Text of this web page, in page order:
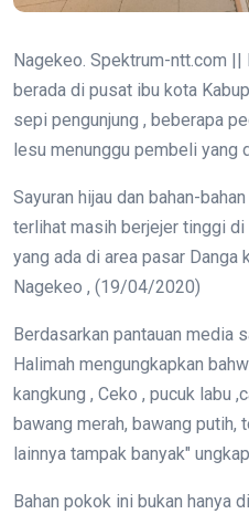
Nagekeo. Spektrum-ntt.com
berada di pusat ibu kota
sepi pengunjung , beberapa
lesu menunggu pembeli yang
Sayuran hijau dan bahan-
terlihat masih berjejer tinggi
yang ada di area pasar Danga
Nagekeo , (19/04/2020)
Berdasarkan pantauan media
Halimah mengungkapkan
kangkung , Ceko , pucuk labu
bawang merah, bawang putih,
lainnya tampak banyak"
Bahan pokok ini bukan hanya